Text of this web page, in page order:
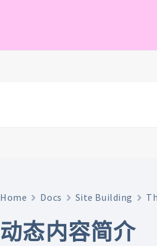
Home Docs Site Building
动态内容简介